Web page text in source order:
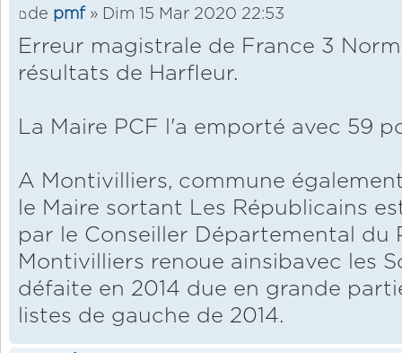
de pmf» Dim 15 Mar 2020 22:53
Erreur magistrale de France 3
résultats de Harfleur.
La Maire PCF l'a emporté avec 59
A Montivilliers, commune
le Maire sortant Les Républicains
par le Conseiller Départemental du
Montivilliers renoue ainsibavec les
défaite en 2014 due en grande
listes de gauche de 2014.